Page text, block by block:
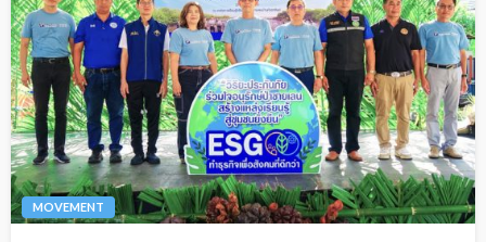
MOVEMENT